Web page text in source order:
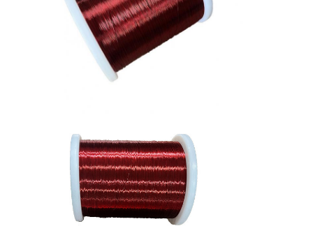
À la maison
Produits
Spectacle de réalité virtuelle